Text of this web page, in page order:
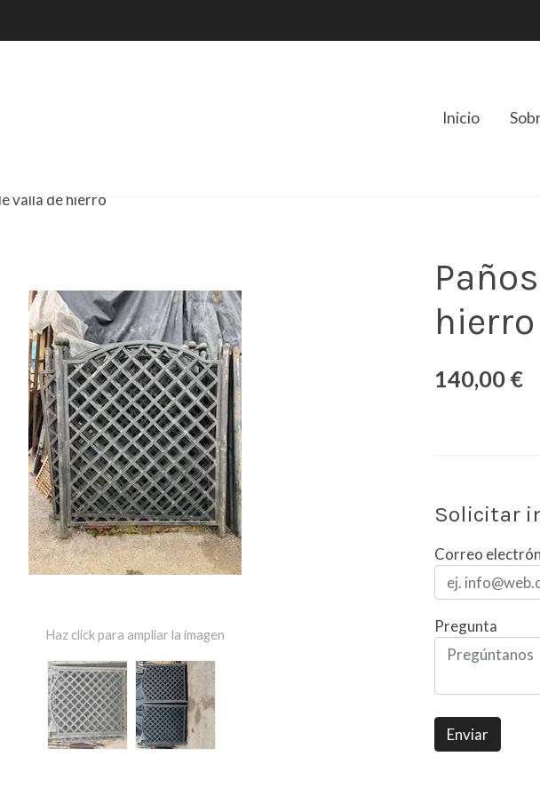
Inicio
valla de hierro
Haz click para ampliar la imagen
hierro
140,00 €
Solicitar
Correo
Pregunta
Enviar